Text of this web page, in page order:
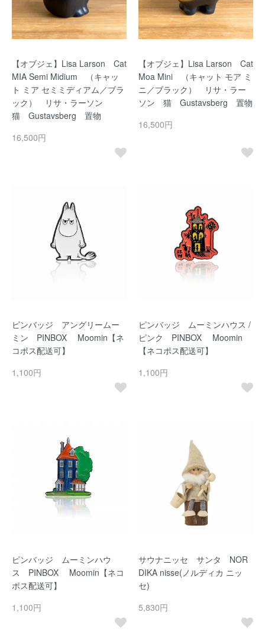
【オブジェ】Lisa Larson Cat
MIA Semi Midium （キャッ
ト ミア セミミディアム／ブラ
ック） リサ・ラーソン
猫 Gustavsberg 置物
16,500円
【オブジェ】Lisa Larson Cat
Moa Mini （キャット モア ミ
ニ／ブラック） リサ・ラー
ソン 猫 Gustavsberg 置物
16,500円
ピンバッジ アングリームー
ミン PINBOX Moomin【ネ
コポス配送可】
1,100円
ピンバッジ ムーミンハウス /
ピンク PINBOX Moomin
【ネコポス配送可】
1,100円
ピンバッジ ムーミンハウ
ス PINBOX Moomin【ネコ
ポス配送可】
1,100円
サウナニッセ サンタ NOR
DIKA nisse(ノルディカ ニッ
セ)
5,830円